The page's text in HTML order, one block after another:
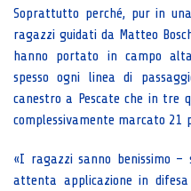
Soprattutto perché, pur in
ragazzi guidati da Matteo
hanno portato in campo
spesso ogni linea di
canestro a Pescate che in tre
complessivamente marcato 21
«I ragazzi sanno benissimo –
attenta applicazione in